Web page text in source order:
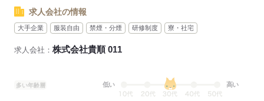
※不在率などのデータをもとに
応募する
応募する
求人会社の情報
大手企業 服装自由 禁煙・分煙 研修制度 寮・社宅
求人会社： 株式会社貴順 011
多い年齢層 低い 高い